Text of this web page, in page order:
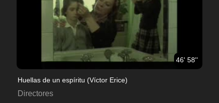
46' 58''
Huellas de un espíritu (Víctor Erice)
Directores